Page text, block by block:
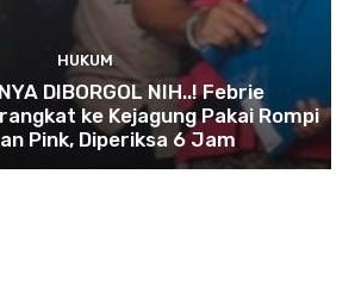
HUKUM
DIBORGOL NIH..! Febrie
ke Kejagung Pakai Rompi
Pink, Diperiksa 6 Jam